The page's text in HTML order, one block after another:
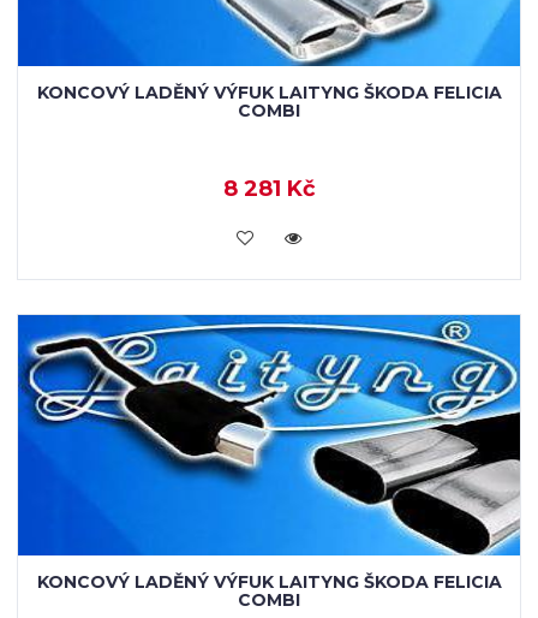
KONCOVÝ LADĚNÝ VÝFUK LAITYNG ŠKODA FELICIA
COMBI
8 281 Kč
VLOŽIT DO KOŠÍKU
KONCOVÝ LADĚNÝ VÝFUK LAITYNG ŠKODA FELICIA
COMBI